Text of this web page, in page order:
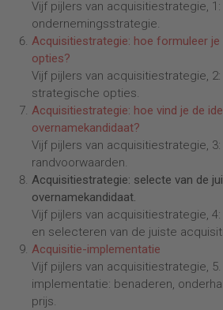
Vijf pijlers van acquisitiestrategie,
ondernemingsstrategie.
Acquisitiestrategie: hoe formuleer
opties?
Vijf pijlers van acquisitiestrategie,
strategische opties.
Acquisitiestrategie: hoe vind je de
overnamekandidaat?
Vijf pijlers van acquisitiestrategie,
randvoorwaarden.
Acquisitiestrategie: selecte van de
overnamekandidaat.
Vijf pijlers van acquisitiestrategie,
en selecteren van de juiste
Acquisitie-implementatie
Vijf pijlers van acquisitiestrategie,
implementatie: benaderen,
prijs.